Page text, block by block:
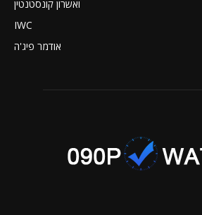
ואשרון קונסטנטין
IWC
אודמר פיג'ה